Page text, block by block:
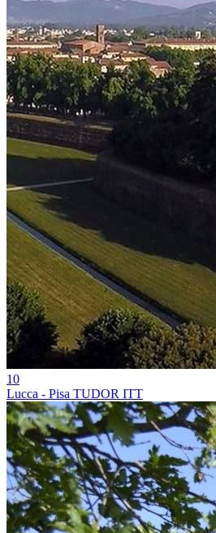
10
Lucca - Pisa TUDOR ITT